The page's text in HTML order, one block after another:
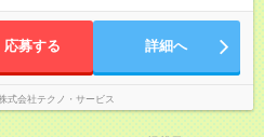
応募する 詳細へ
式会社テクノ・サービス